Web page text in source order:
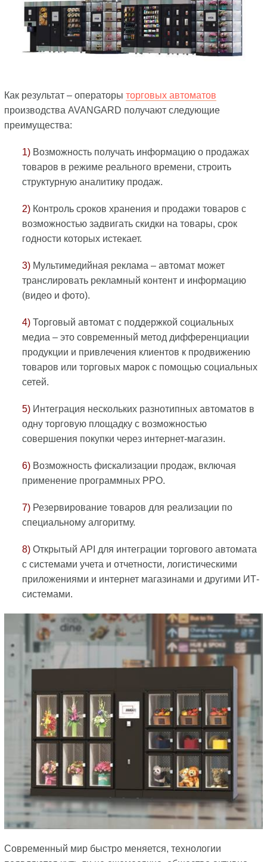
Как результат – операторы торговых автоматов
производства AVANGARD получают следующие
преимущества:
1)Возможность получать информацию о продажах
товаров в режиме реального времени, строить
структурную аналитику продаж.
2)Контроль сроков хранения и продажи товаров с
возможностью задвигать скидки на товары, срок
годности которых истекает.
3)Мультимедийная реклама – автомат может
транслировать рекламный контент и информацию
(видео и фото).
4)Торговый автомат с поддержкой социальных
медиа – это современный метод дифференциации
продукции и привлечения клиентов к продвижению
товаров или торговых марок с помощью социальных
сетей.
5)Интеграция нескольких разнотипных автоматов в
одну торговую площадку с возможностью
совершения покупки через интернет-магазин.
6)Возможность фискализации продаж, включая
применение программных РРО.
7) Резервирование товаров для реализации по
специальному алгоритму.
8)Открытый API для интеграции торгового автомата
с системами учета и отчетности, логистическими
приложениями и интернет магазинами и другими ИТ-
системами.
Современный мир быстро меняется, технологии